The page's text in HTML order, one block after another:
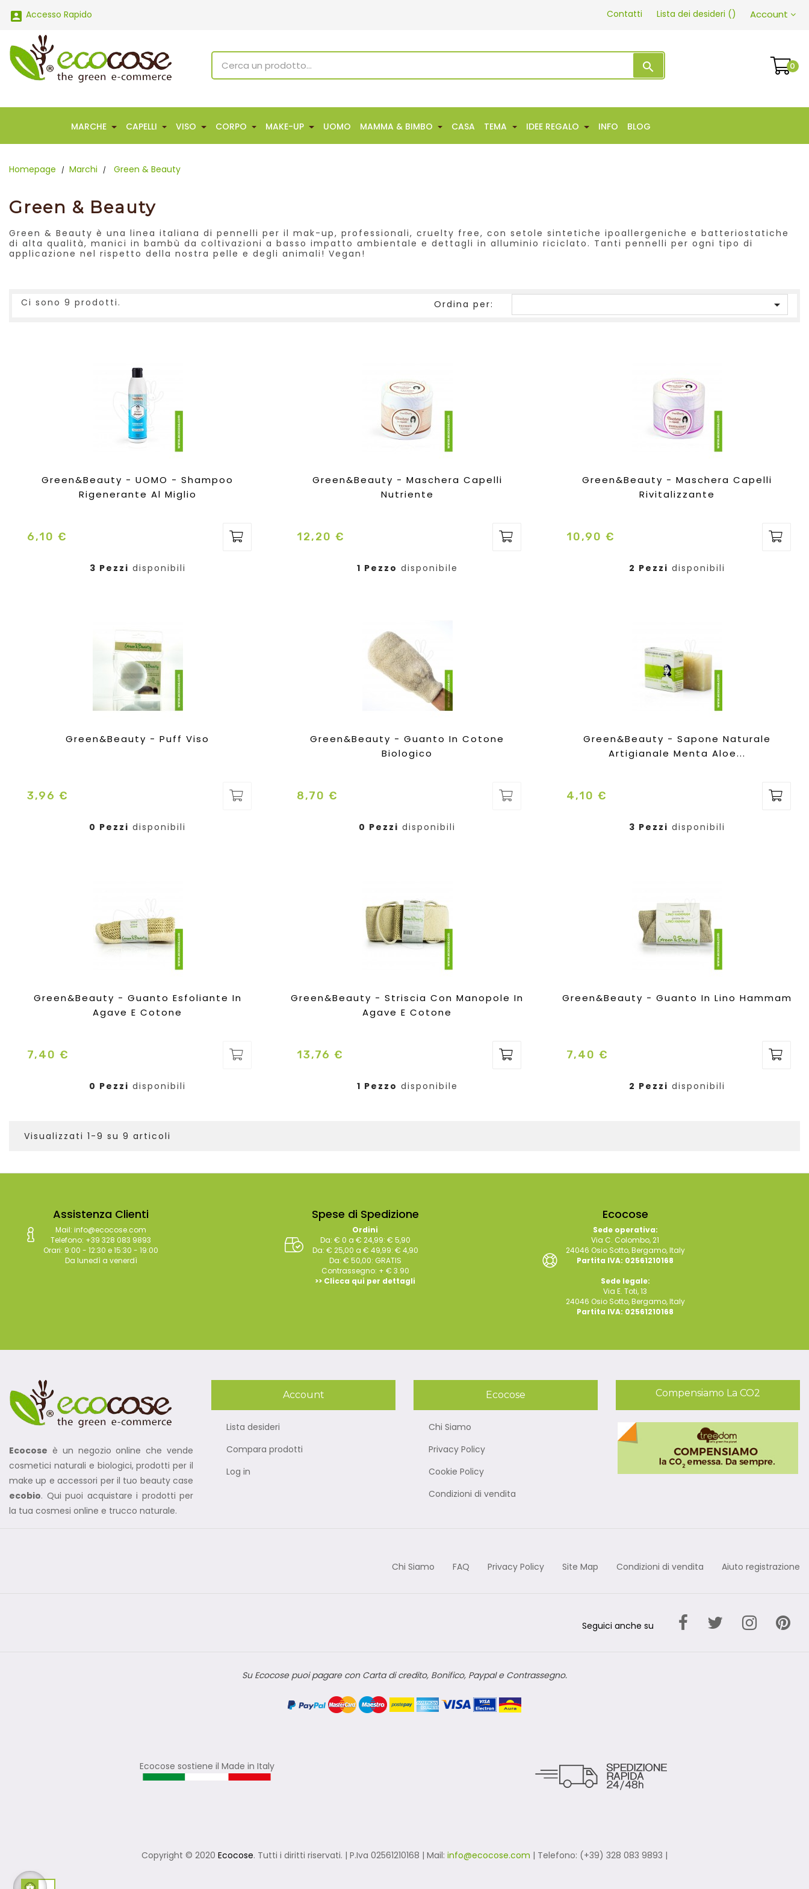
 Accesso Rapido Account
Contatti Lista dei desideri ()
search 0
MARCHE CAPELLI VISO CORPO MAKE-UP UOMO MAMMA & BIMBO CASA TEMA IDEE REGALO INFO BLOG
Homepage Marchi Green & Beauty
Green & Beauty
Green & Beauty è una linea italiana di pennelli per il mak-up, professionali, cruelty free, con setole sintetiche ipoallergeniche e batteriostatiche
di alta qualità, manici in bambù da coltivazioni a basso impatto ambientale e dettagli in alluminio riciclato. Tanti pennelli per ogni tipo di
applicazione nel rispetto della nostra pelle e degli animali! Vegan!
Ci sono 9 prodotti. Ordina per: 
Green&Beauty - UOMO - Shampoo
Rigenerante Al Miglio
Prezzo
6,10 €
3 Pezzi disponibili
Green&Beauty - Maschera Capelli
Nutriente
Prezzo
12,20 €
1 Pezzo disponibile
Green&Beauty - Maschera Capelli
Rivitalizzante
Prezzo
10,90 €
2 Pezzi disponibili
Green&Beauty - Puff Viso
Prezzo
3,96 €
0 Pezzi disponibili
Green&Beauty - Guanto In Cotone
Biologico
Prezzo
8,70 €
0 Pezzi disponibili
Green&Beauty - Sapone Naturale
Artigianale Menta Aloe...
Prezzo
4,10 €
3 Pezzi disponibili
Green&Beauty - Guanto Esfoliante In
Agave E Cotone
Prezzo
7,40 €
0 Pezzi disponibili
Green&Beauty - Striscia Con Manopole In
Agave E Cotone
Prezzo
13,76 €
1 Pezzo disponibile
Green&Beauty - Guanto In Lino Hammam
Prezzo
7,40 €
2 Pezzi disponibili
Visualizzati 1-9 su 9 articoli
Assistenza Clienti
Mail: info@ecocose.com
Telefono: +39 328 083 9893
Orari: 9:00 - 12:30 e 15:30 - 19:00
Da lunedì a venerdì
Spese di Spedizione
Ordini
Da: € 0 a € 24,99: € 5,90
Da: € 25,00 a € 49,99: € 4,90
Da: € 50,00: GRATIS
Contrassegno: + € 3.90
>> Clicca qui per dettagli
Ecocose
Sede operativa:
Via C. Colombo, 21
24046 Osio Sotto, Bergamo, Italy
Partita IVA: 02561210168
Sede legale:
Via E. Toti, 13
24046 Osio Sotto, Bergamo, Italy
Partita IVA: 02561210168
Ecocose è un negozio online che vende
cosmetici naturali e biologici, prodotti per il
make up e accessori per il tuo beauty case
ecobio. Qui puoi acquistare i prodotti per
la tua cosmesi online e trucco naturale.
Account
Lista desideri
Compara prodotti
Log in
Ecocose
Chi Siamo
Privacy Policy
Cookie Policy
Condizioni di vendita
Compensiamo La CO2
Chi Siamo FAQ Privacy Policy Site Map Condizioni di vendita Aiuto registrazione
Seguici anche su
Su Ecocose puoi pagare con Carta di credito, Bonifico, Paypal e Contrassegno.
Ecocose sostiene il Made in Italy
Copyright © 2020 Ecocose. Tutti i diritti riservati. | P.Iva 02561210168 | Mail: info@ecocose.com | Telefono: (+39) 328 083 9893 |